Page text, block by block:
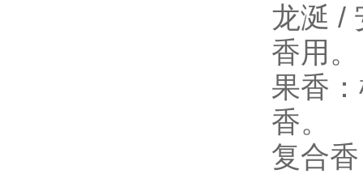
龙涎 /
香用。
果香
香。
复合